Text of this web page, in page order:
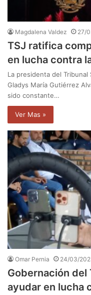
Magdalena Valdez 27/
TSJ ratifica
en lucha contra
La presidenta del
Gladys María Gutiérrez
sido constante…
Ver Mas »
Omar Pernia 24/03/
Gobernación del
ayudar en lucha